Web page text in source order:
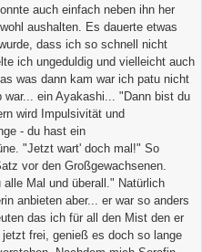
auch einfach neben ihn her
aushalten. Es dauerte etwas
dass ich so schnell nicht
ich ungeduldig und vielleicht auch
was dann kam war ich patu nicht
ein Ayakashi... "Dann bist du
wird Impulsivität und
- du hast ein
"Jetzt wart' doch mal!" So
vor den Großgewachsenen.
Mal und überall." Natürlich
anbieten aber... er war so anders
das ich für all den Mist den er
frei, genieß es doch so lange